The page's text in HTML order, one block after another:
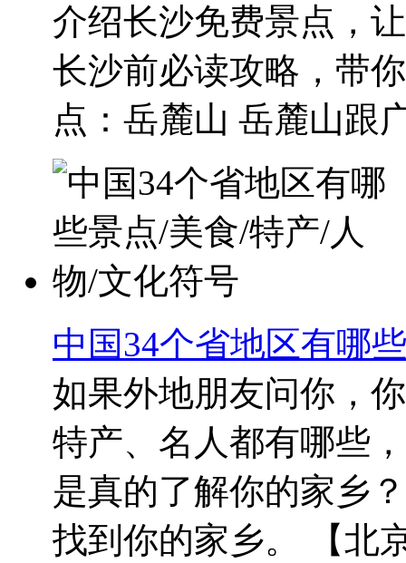
介绍长沙免费景点，
长沙前必读攻略，带
点：岳麓山 岳麓山跟
中国34个省地区有哪
如果外地朋友问你，
特产、名人都有哪些
是真的了解你的家乡
找到你的家乡。 【北